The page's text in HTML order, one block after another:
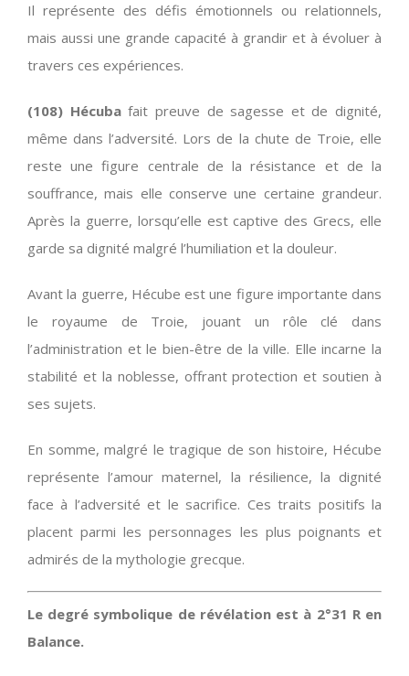
Il représente des défis émotionnels ou relationnels,
mais aussi une grande capacité à grandir et à évoluer à
travers ces expériences.
(108) Hécubafait preuve de sagesse et de dignité,
même dans l’adversité. Lors de la chute de Troie, elle
reste une figure centrale de la résistance et de la
souffrance, mais elle conserve une certaine grandeur.
Après la guerre, lorsqu’elle est captive des Grecs, elle
garde sa dignité malgré l’humiliation et la douleur.
Avant la guerre, Hécube est une figure importante dans
le royaume de Troie, jouant un rôle clé dans
l’administration et le bien-être de la ville. Elle incarne la
stabilité et la noblesse, offrant protection et soutien à
ses sujets.
En somme, malgré le tragique de son histoire, Hécube
représente l’amour maternel, la résilience, la dignité
face à l’adversité et le sacrifice. Ces traits positifs la
placent parmi les personnages les plus poignants et
admirés de la mythologie grecque.
Le degré symbolique de révélation est à 2°31 R en
Balance.